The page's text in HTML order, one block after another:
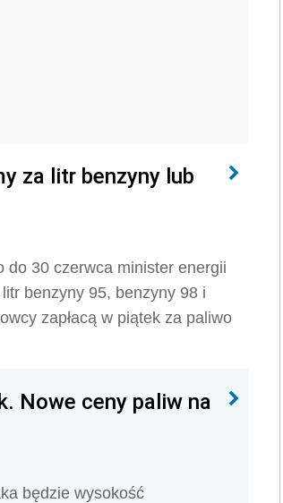
za litr benzyny lub
do 30 czerwca minister energii
benzyny 95, benzyny 98 i
zapłacą w piątek za paliwo
Nowe ceny paliw na
będzie wysokość